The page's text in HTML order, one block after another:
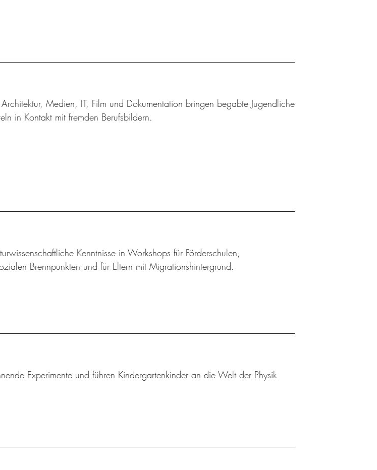
Medien, IT, Film und Dokumentation bringen begabte Jugendliche
in Kontakt mit fremden Berufsbildern.
Kenntnisse in Workshops für Förderschulen,
Brennpunkten und für Eltern mit Migrationshintergrund.
Experimente und führen Kindergartenkinder an die Welt der Physik